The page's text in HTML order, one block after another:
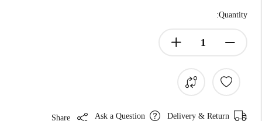
Quantity:
Delivery & Return
Ask a Question